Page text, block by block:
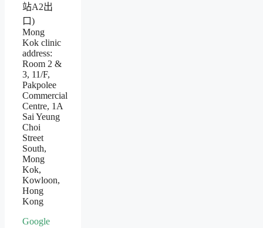
站A2出
口)
Mong
Kok clinic
address:
Room 2 &
3, 11/F,
Pakpolee
Commercial
Centre, 1A
Sai Yeung
Choi
Street
South,
Mong
Kok,
Kowloon,
Hong
Kong
Google